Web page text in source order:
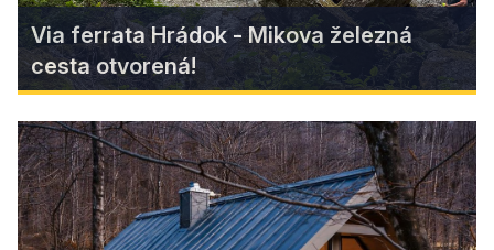
Via ferrata Hrádok - Mikova železná
cesta otvorená!
Via ferrata Hrádok - Mikova